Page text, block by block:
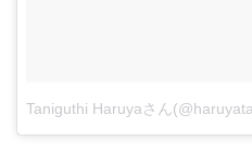
Taniguthi Haruyaさん